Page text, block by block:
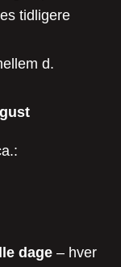
tidligere
d.
dage – hver